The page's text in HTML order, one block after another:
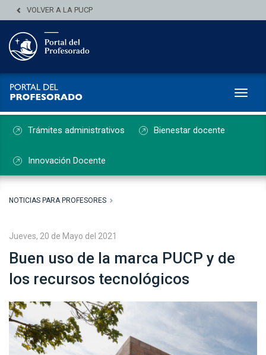
VOLVER A LA PUCP
Trámites administrativos Bienestar docente
Innovación Docente
NOTICIAS PARA PROFESORES
Jueves, 20 de Mayo del 2021
Buen uso de la marca PUCP y de
los recursos tecnológicos